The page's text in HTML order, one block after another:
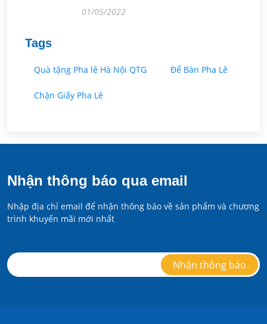
01/05/2022
Tags
Quà tặng Pha lê Hà Nội QTG Để Bàn Pha Lê
Chặn Giấy Pha Lê
Nhận thông báo qua email
Nhập địa chỉ email để nhận thông báo về sản phẩm và chương
trình khuyến mãi mới nhất